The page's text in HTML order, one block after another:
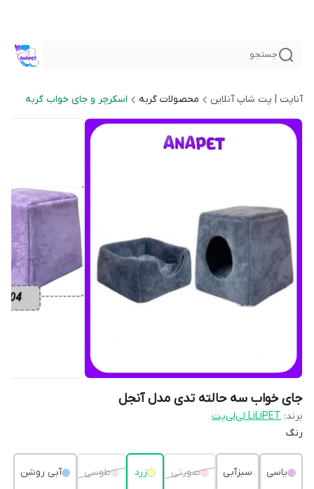
جستجو
آناپت | پت شاپ آنلاین محصولات گربه اسکرچر و جای خواب گربه
جای خواب سه حالته تدی مدل آنجل
برند: LiLiPET لی‌لی‌پت
رنگ
یاسی سبزآبی صورتی زرد طوسی آبی روشن